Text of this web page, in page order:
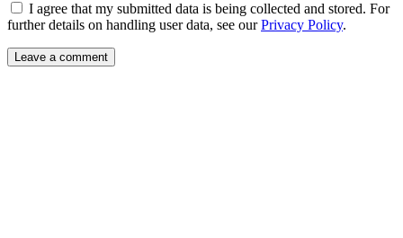
I agree that my submitted data is being collected and stored. For
further details on handling user data, see ourPrivacy Policy.